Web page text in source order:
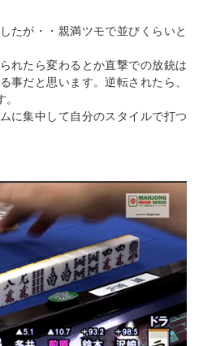
たが・・親満ツモで並びくらいと
れたら変わるとか直撃での放銃は
事だと思います。逆転されたら、
に集中して自分のスタイルで打つ